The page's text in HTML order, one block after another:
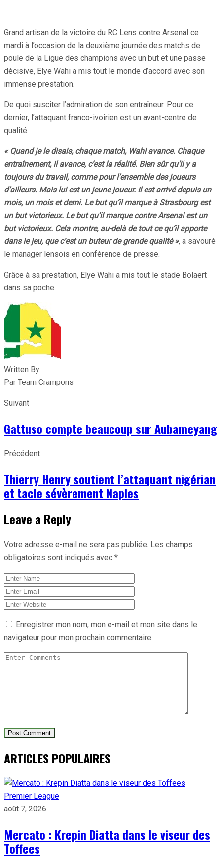
Grand artisan de la victoire du RC Lens contre Arsenal ce
mardi à l’occasion de la deuxième journée des matchs de
poule de la Ligue des champions avec un but et une passe
décisive, Elye Wahi a mis tout le monde d’accord avec son
immense prestation.
De quoi susciter l’admiration de son entraîneur. Pour ce
dernier, l’attaquant franco-ivoirien est un avant-centre de
qualité.
« Quand je le disais, chaque match, Wahi avance. Chaque
entraînement, il avance, c’est la réalité. Bien sûr qu’il y a
toujours du travail, comme pour l’ensemble des joueurs
d’ailleurs. Mais lui est un jeune joueur. Il est arrivé depuis un
mois, un mois et demi. Le but qu’il marque à Strasbourg est
un but victorieux. Le but qu’il marque contre Arsenal est un
but victorieux. Cela montre, au-delà de tout ce qu’il apporte
dans le jeu, que c’est un buteur de grande qualité », a savouré
le manager lensois en conférence de presse.
Grâce à sa prestation, Elye Wahi a mis tout le stade Bolaert
dans sa poche.
Written By
Par Team Crampons
Suivant
Gattuso compte beaucoup sur Aubameyang
Précédent
Thierry Henry soutient l’attaquant nigérian
et tacle sévèrement Naples
Leave a Reply
Votre adresse e-mail ne sera pas publiée. Les champs
obligatoires sont indiqués avec *
Enregistrer mon nom, mon e-mail et mon site dans le
navigateur pour mon prochain commentaire.
ARTICLES POPULAIRES
Premier League
août 7, 2026
Mercato : Krepin Diatta dans le viseur des
Toffees